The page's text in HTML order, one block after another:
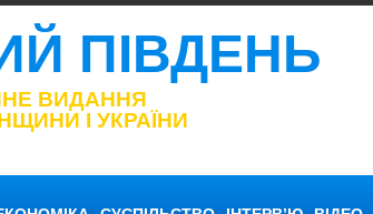
ПІВДЕНЬ
ВИДАННЯ
І УКРАЇНИ